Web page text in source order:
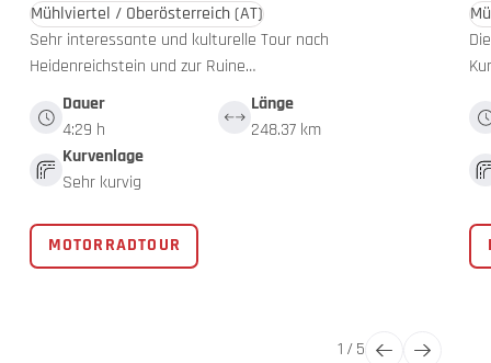
Mühlviertel / Oberösterreich(AT)
Sehr interessante und kulturelle Tour nach
Heidenreichstein und zur Ruine…
Dauer
4:29 h
Länge
248.37 km
Kurvenlage
Sehr kurvig
MOTORRADTOUR
1 /5